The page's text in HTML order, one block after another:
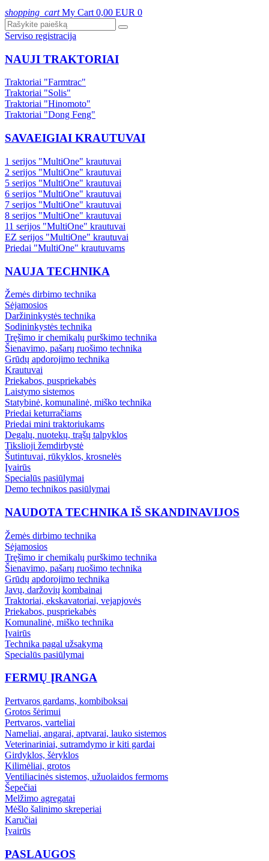
shopping_cart My Cart 0,00 EUR 0
Serviso registracija
NAUJI TRAKTORIAI
Traktoriai "Farmtrac"
Traktoriai "Solis"
Traktoriai "Hinomoto"
Traktoriai "Dong Feng"
SAVAEIGIAI KRAUTUVAI
1 serijos "MultiOne" krautuvai
2 serijos "MultiOne" krautuvai
5 serijos "MultiOne" krautuvai
6 serijos "MultiOne" krautuvai
7 serijos "MultiOne" krautuvai
8 serijos "MultiOne" krautuvai
11 serijos "MultiOne" krautuvai
EZ serijos "MultiOne" krautuvai
Priedai "MultiOne" krautuvams
NAUJA TECHNIKA
Žemės dirbimo technika
Sėjamosios
Daržininkystės technika
Sodininkystės technika
Tręšimo ir chemikalų purškimo technika
Šienavimo, pašarų ruošimo technika
Grūdų apdorojimo technika
Krautuvai
Priekabos, puspriekabės
Laistymo sistemos
Statybinė, komunalinė, miško technika
Priedai keturračiams
Priedai mini traktoriukams
Degalų, nuotekų, trąšų talpyklos
Tikslioji žemdirbystė
Šutintuvai, rūkyklos, krosnelės
Įvairūs
Specialūs pasiūlymai
Demo technikos pasiūlymai
NAUDOTA TECHNIKA IŠ SKANDINAVIJOS
Žemės dirbimo technika
Sėjamosios
Tręšimo ir chemikalų purškimo technika
Šienavimo, pašarų ruošimo technika
Grūdų apdorojimo technika
Javų, daržovių kombainai
Traktoriai, ekskavatoriai, vejapjovės
Priekabos, puspriekabės
Komunalinė, miško technika
Įvairūs
Technika pagal užsakymą
Specialūs pasiūlymai
FERMŲ ĮRANGA
Pertvaros gardams, kombiboksai
Grotos šėrimui
Pertvaros, varteliai
Nameliai, angarai, aptvarai, lauko sistemos
Veterinariniai, sutramdymo ir kiti gardai
Girdyklos, šėryklos
Kilimėliai, grotos
Ventiliacinės sistemos, užuolaidos fermoms
Šepečiai
Melžimo agregatai
Mėšlo šalinimo skreperiai
Karučiai
Įvairūs
PASLAUGOS